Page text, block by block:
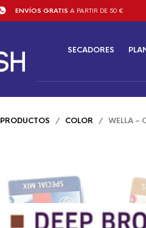
ENVÍOS GRATIS A PARTIR DE 50 €
SECADORES
PRODUCTOS / COLOR / WELLA –